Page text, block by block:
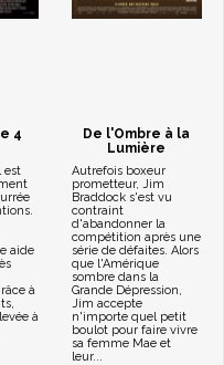
4
est
aide
à
à
De l'Ombre à la
Lumière
Autrefois boxeur
prometteur, Jim
Braddock s'est vu
contraint
d'abandonner la
compétition après une
série de défaites. Alors
que l'Amérique
sombre dans la
Grande Dépression,
Jim accepte
n'importe quel petit
boulot pour faire vivre
sa femme Mae et
leur...